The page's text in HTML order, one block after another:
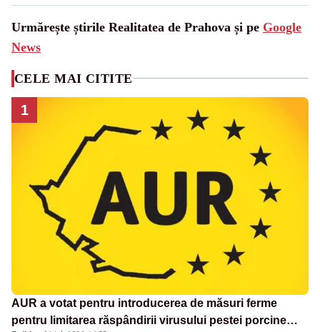
Urmărește știrile Realitatea de Prahova și pe Google
News
CELE MAI CITITE
1
AUR a votat pentru introducerea de măsuri ferme
pentru limitarea răspândirii virusului pestei porcine